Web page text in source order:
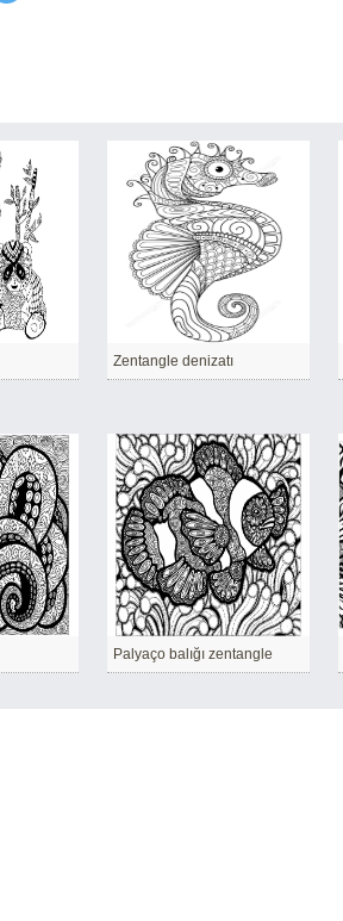
Zentangle denizatı
Palyaço balığı zentangle